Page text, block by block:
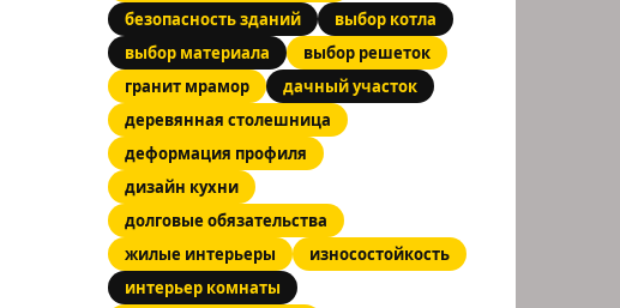
безопасность зданий
выбор котла
выбор материала
выбор решеток
гранит мрамор
дачный участок
деревянная столешница
деформация профиля
дизайн кухни
долговые обязательства
жилые интерьеры
износостойкость
интерьер комнаты